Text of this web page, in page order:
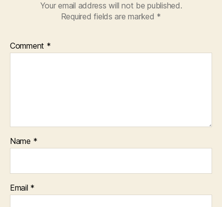
Your email address will not be published.
Required fields are marked *
Comment *
Name *
Email *